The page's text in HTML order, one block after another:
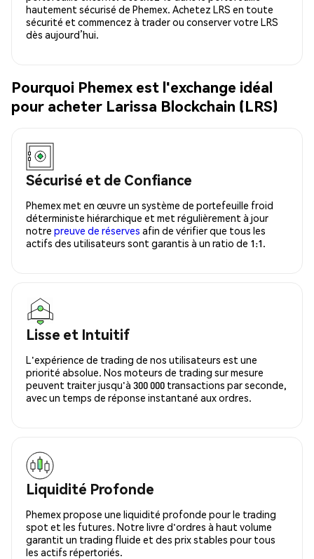
hautement sécurisé de Phemex. Achetez LRS en toute
sécurité et commencez à trader ou conserver votre LRS
dès aujourd’hui.
Pourquoi Phemex est l'exchange idéal
pour acheter Larissa Blockchain (LRS)
Sécurisé et de Confiance
Phemex met en œuvre un système de portefeuille froid
déterministe hiérarchique et met régulièrement à jour
notre preuve de réserves afin de vérifier que tous les
actifs des utilisateurs sont garantis à un ratio de 1:1.
Lisse et Intuitif
L'expérience de trading de nos utilisateurs est une
priorité absolue. Nos moteurs de trading sur mesure
peuvent traiter jusqu'à 300 000 transactions par seconde,
avec un temps de réponse instantané aux ordres.
Liquidité Profonde
Phemex propose une liquidité profonde pour le trading
spot et les futures. Notre livre d'ordres à haut volume
garantit un trading fluide et des prix stables pour tous
les actifs répertoriés.